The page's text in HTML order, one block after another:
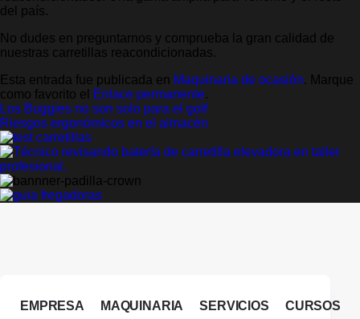
del país.
No dudes en preguntarnos y comprueba la gran calidad de
nuestras carretillas reacondicionadas.
Esta entrada fue publicada en Maquinaria de ocasión. Marque
como favorito el
Enlace permanente.
Los Buggies no son solo para el golf
Riesgos ergonómicos en el almacén
EMPRESA MAQUINARIA SERVICIOS
CURSOS